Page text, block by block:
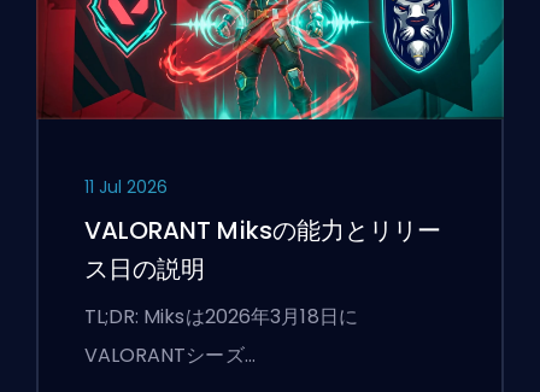
11 Jul 2026
VALORANT Miksの能力とリリー
ス日の説明
TL;DR: Miksは2026年3月18日に
VALORANTシーズ…